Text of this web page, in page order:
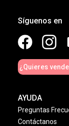
Síguenos en
¿Quieres
AYUDA
Preguntas
Contáctanos